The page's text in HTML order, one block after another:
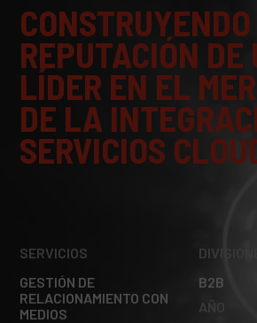
REPUTACIÓN DE
LÍDER EN EL
DE LA
SERVICIOS
SERVICIOS
GESTIÓN DE
RELACIONAMIENTO CON
MEDIOS
B2B
AÑO